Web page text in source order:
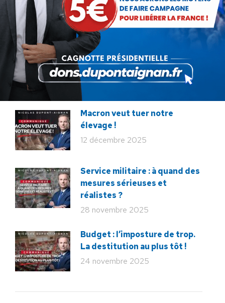
fragmentée
26 juin 2026
En ce 18 juin, le meilleur
hommage : libérer à nouveau la
France !
18 juin 2026
Macron veut tuer notre
élevage !
12 décembre 2025
Service militaire : à quand des
mesures sérieuses et
réalistes ?
28 novembre 2025
Budget : l’imposture de trop.
La destitution au plus tôt !
24 novembre 2025